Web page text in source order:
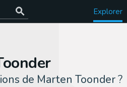
Explorer
de Marten Toonder?